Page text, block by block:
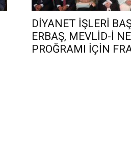
DİYANET İŞLERİ
ERBAŞ, MEVLİD-İ
PROĞRAMI İÇİN